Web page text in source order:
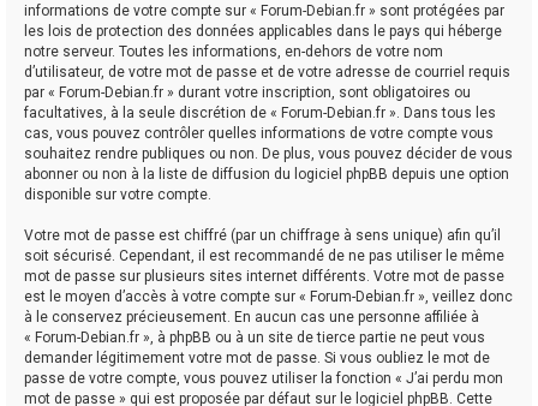
informations de votre compte sur « Forum-Debian.fr » sont protégées par
les lois de protection des données applicables dans le pays qui héberge
notre serveur. Toutes les informations, en-dehors de votre nom
d’utilisateur, de votre mot de passe et de votre adresse de courriel requis
par « Forum-Debian.fr » durant votre inscription, sont obligatoires ou
facultatives, à la seule discrétion de « Forum-Debian.fr ». Dans tous les
cas, vous pouvez contrôler quelles informations de votre compte vous
souhaitez rendre publiques ou non. De plus, vous pouvez décider de vous
abonner ou non à la liste de diffusion du logiciel phpBB depuis une option
disponible sur votre compte.
Votre mot de passe est chiffré (par un chiffrage à sens unique) afin qu’il
soit sécurisé. Cependant, il est recommandé de ne pas utiliser le même
mot de passe sur plusieurs sites internet différents. Votre mot de passe
est le moyen d’accès à votre compte sur « Forum-Debian.fr », veillez donc
à le conservez précieusement. En aucun cas une personne affiliée à
« Forum-Debian.fr », à phpBB ou à un site de tierce partie ne peut vous
demander légitimement votre mot de passe. Si vous oubliez le mot de
passe de votre compte, vous pouvez utiliser la fonction « J’ai perdu mon
mot de passe » qui est proposée par défaut sur le logiciel phpBB. Cette